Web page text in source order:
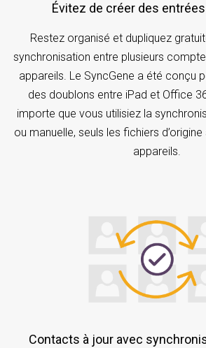
Évitez de créer des
Restez organisé et dupliquez
synchronisation entre plusieurs
appareils. Le SyncGene a été conçu
des doublons entre iPad et Office
importe que vous utilisiez la
ou manuelle, seuls les fichiers
appareils.
Contacts à jour avec